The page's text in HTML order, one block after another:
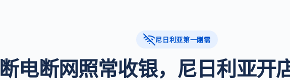
尼日利亚第一刚需
断电断网照常收银，尼日利亚开